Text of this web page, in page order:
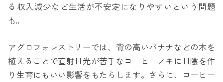
る収入減少など生活が不安定になりやすいという問題
も。
アグロフォレストリーでは、背の高いバナナなどの木を
植えることで直射日光が苦手なコーヒーノキに日陰を作
り生育にもいい影響をもたらします。さらに、コーヒー